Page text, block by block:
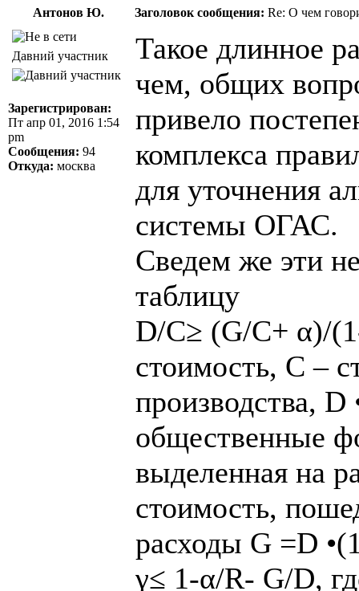
Антонов Ю.
Заголовок сообщения: Re: О чем
Давний участник
Зарегистрирован:
Пт апр 01, 2016 1:54
pm
Сообщения: 94
Откуда: москва
Такое длинное
чем, общих
привело
комплекса
для уточнения
системы ОГАС.
Сведем же эти
таблицу
D/C≥ (G/C+ α)/
стоимость, С –
производства,
общественные
выделенная на
стоимость,
расходы G =D
γ≤ 1-α/R- G/D,